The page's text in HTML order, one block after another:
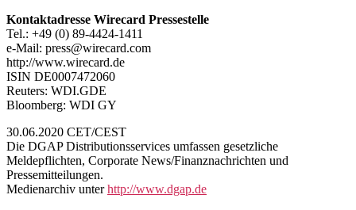
Kontaktadresse Wirecard Pressestelle
Tel.: +49 (0) 89-4424-1411
e-Mail: press@wirecard.com
http://www.wirecard.de
ISIN DE0007472060
Reuters: WDI.GDE
Bloomberg: WDI GY
30.06.2020 CET/CEST
Die DGAP Distributionsservices umfassen gesetzliche
Meldepflichten, Corporate News/Finanznachrichten und
Pressemitteilungen.
Medienarchiv unterhttp://www.dgap.de